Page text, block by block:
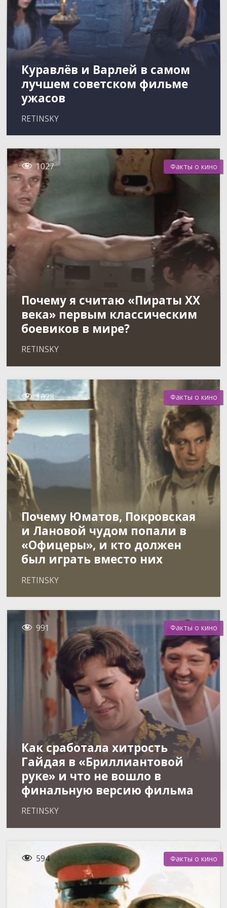
Куравлёв и Варлей в самом
лучшем советском фильме
ужасов
RETINSKY
 1027 Факты о кино
Почему я считаю «Пираты XX
века» первым классическим
боевиков в мире?
RETINSKY
 1028 Факты о кино
Почему Юматов, Покровская
и Лановой чудом попали в
«Офицеры», и кто должен
был играть вместо них
RETINSKY
 991 Факты о кино
Как сработала хитрость
Гайдая в «Бриллиантовой
руке» и что не вошло в
финальную версию фильма
RETINSKY
 594 Факты о кино